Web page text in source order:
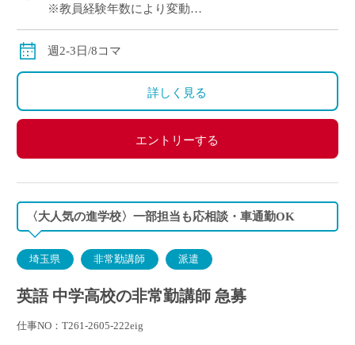
※教員経験年数により変動
週2-3日/8コマ
詳しく見る
エントリーする
〈大人気の進学校〉一部担当も応相談・車通勤OK
埼玉県 非常勤講師 派遣
英語 中学高校の非常勤講師 急募
仕事NO：T261-2605-222eig